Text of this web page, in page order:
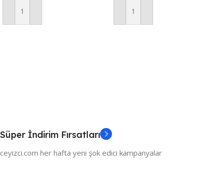
Sepete Ekle Sepete Ekle
Süper İndirim Fırsatları
ceyizci.com her hafta yeni şok edici kampanyalar